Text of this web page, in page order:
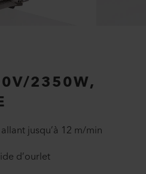
2350W,
jusqu’à 12 m/min
d’ourlet